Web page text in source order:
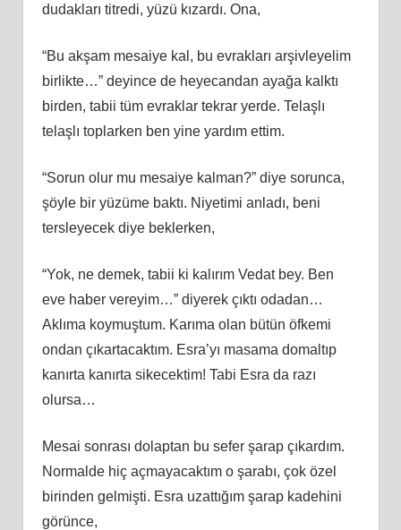
dudakları titredi, yüzü kızardı. Ona,
“Bu akşam mesaiye kal, bu evrakları arşivleyelim
birlikte…” deyince de heyecandan ayağa kalktı
birden, tabii tüm evraklar tekrar yerde. Telaşlı
telaşlı toplarken ben yine yardım ettim.
“Sorun olur mu mesaiye kalman?” diye sorunca,
şöyle bir yüzüme baktı. Niyetimi anladı, beni
tersleyecek diye beklerken,
“Yok, ne demek, tabii ki kalırım Vedat bey. Ben
eve haber vereyim…” diyerek çıktı odadan…
Aklıma koymuştum. Karıma olan bütün öfkemi
ondan çıkartacaktım. Esra’yı masama domaltıp
kanırta kanırta sikecektim! Tabi Esra da razı
olursa…
Mesai sonrası dolaptan bu sefer şarap çıkardım.
Normalde hiç açmayacaktım o şarabı, çok özel
birinden gelmişti. Esra uzattığım şarap kadehini
görünce,